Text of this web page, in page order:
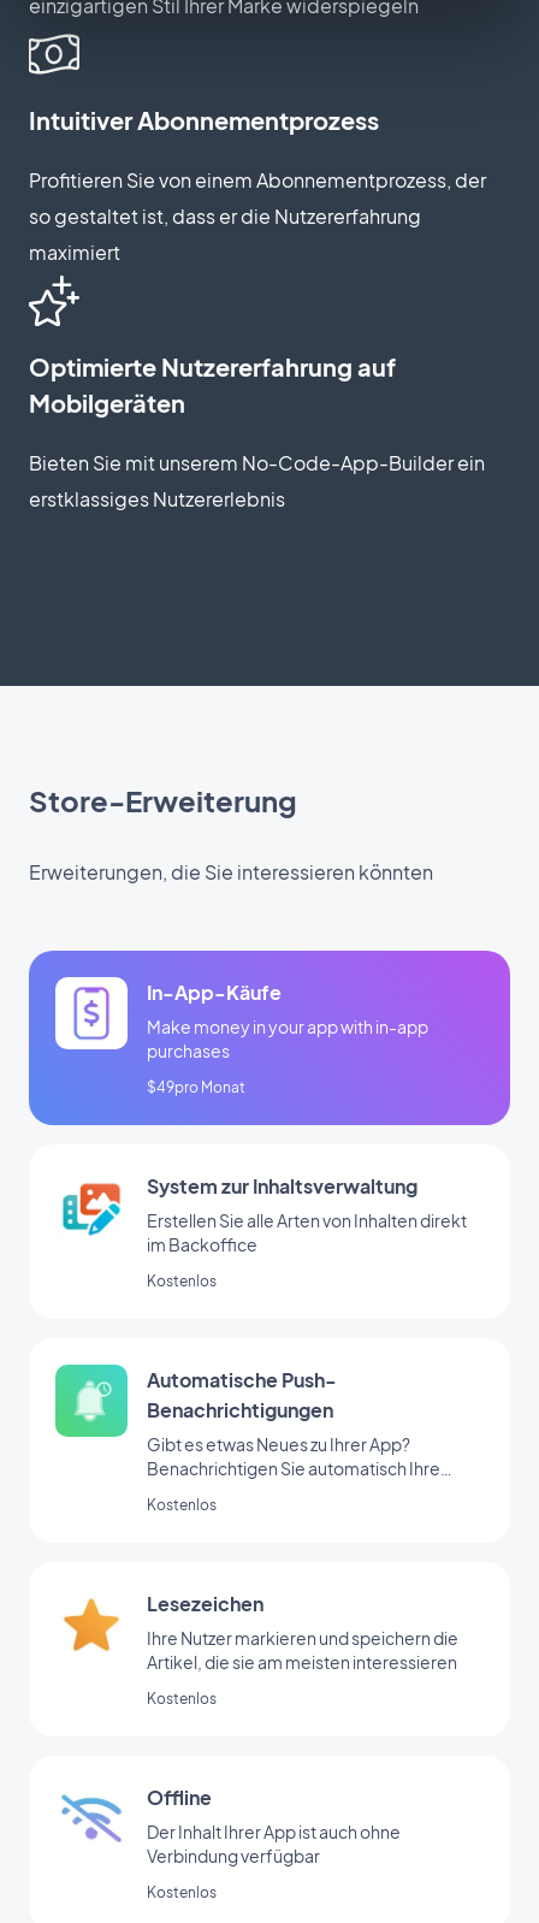
einzigartigen Stil Ihrer Marke widerspiegeln
Intuitiver Abonnementprozess
Profitieren Sie von einem Abonnementprozess, der
so gestaltet ist, dass er die Nutzererfahrung
maximiert
Optimierte Nutzererfahrung auf
Mobilgeräten
Bieten Sie mit unserem No-Code-App-Builder ein
erstklassiges Nutzererlebnis
Store-Erweiterung
Erweiterungen, die Sie interessieren könnten
In-App-Käufe
Make money in your app with in-app
purchases
$49pro Monat
System zur Inhaltsverwaltung
Erstellen Sie alle Arten von Inhalten direkt
im Backoffice
Kostenlos
Automatische Push-
Benachrichtigungen
Gibt es etwas Neues zu Ihrer App?
Benachrichtigen Sie automatisch Ihre
Kostenlos
Lesezeichen
Ihre Nutzer markieren und speichern die
Artikel, die sie am meisten interessieren
Kostenlos
Offline
Der Inhalt Ihrer App ist auch ohne
Verbindung verfügbar
Kostenlos